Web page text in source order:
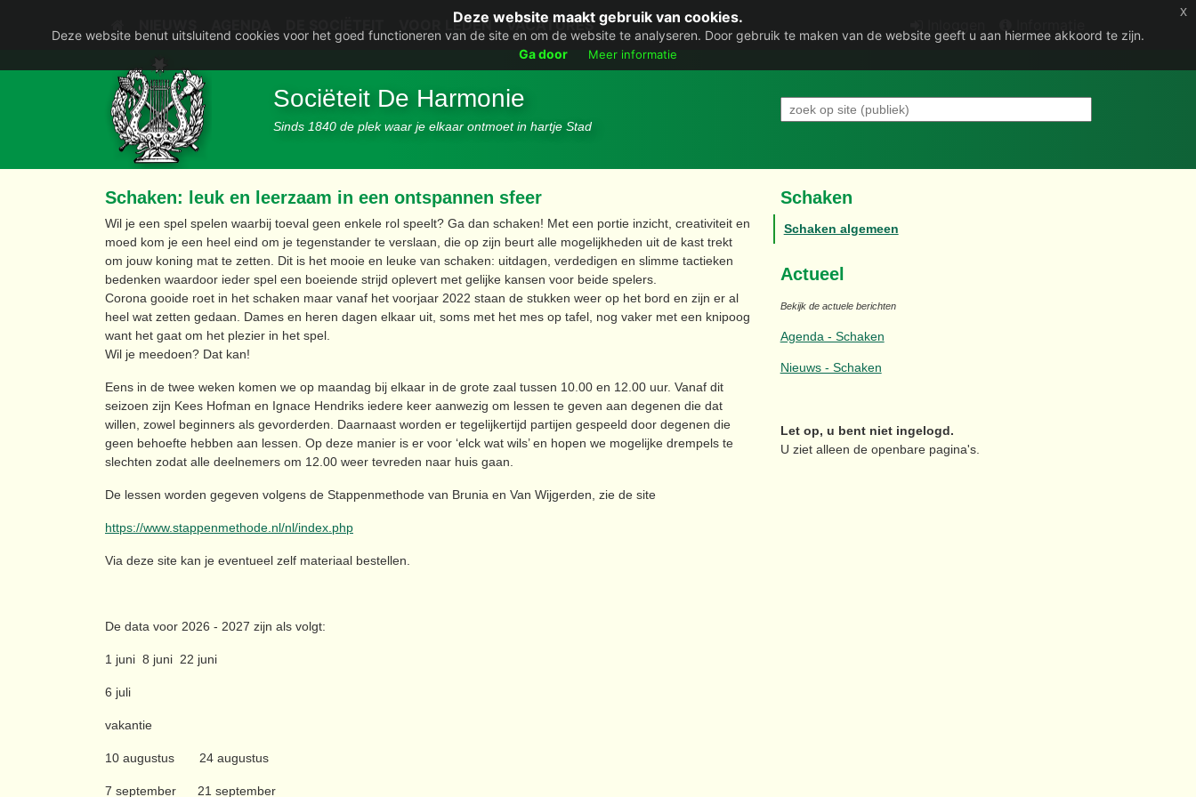
Deze website maakt gebruik van cookies.
Deze website benut uitsluitend cookies voor het goed functioneren van de site en om de website te analyseren. Door gebruik te maken van de website geeft u aan hiermee akkoord te zijn.
Ga door
Meer informatie
x
VOOR LEDEN VACATURES
Sociëteit De Harmonie
Sinds 1840 de plek waar je elkaar ontmoet in hartje Stad
Schaken: leuk en leerzaam in een ontspannen sfeer
Wil je een spel spelen waarbij toeval geen enkele rol speelt? Ga dan schaken! Met een portie inzicht, creativiteit en
moed kom je een heel eind om je tegenstander te verslaan, die op zijn beurt alle mogelijkheden uit de kast trekt
om jouw koning mat te zetten. Dit is het mooie en leuke van schaken: uitdagen, verdedigen en slimme tactieken
bedenken waardoor ieder spel een boeiende strijd oplevert met gelijke kansen voor beide spelers.
Corona gooide roet in het schaken maar vanaf het voorjaar 2022 staan de stukken weer op het bord en zijn er al
heel wat zetten gedaan. Dames en heren dagen elkaar uit, soms met het mes op tafel, nog vaker met een knipoog
want het gaat om het plezier in het spel.
Wil je meedoen? Dat kan!
Eens in de twee weken komen we op maandag bij elkaar in de grote zaal tussen 10.00 en 12.00 uur. Vanaf dit
seizoen zijn Kees Hofman en Ignace Hendriks iedere keer aanwezig om lessen te geven aan degenen die dat
willen, zowel beginners als gevorderden. Daarnaast worden er tegelijkertijd partijen gespeeld door degenen die
geen behoefte hebben aan lessen. Op deze manier is er voor ‘elck wat wils’ en hopen we mogelijke drempels te
slechten zodat alle deelnemers om 12.00 weer tevreden naar huis gaan.
De lessen worden gegeven volgens de Stappenmethode van Brunia en Van Wijgerden, zie de site
https://www.stappenmethode.nl/nl/index.php
Via deze site kan je eventueel zelf materiaal bestellen.
De data voor 2026 - 2027 zijn als volgt:
1 juni 8 juni 22 juni
6 juli
vakantie
10 augustus 24 augustus
7 september 21 september
Schaken
Schaken algemeen
Actueel
Bekijk de actuele berichten
Agenda - Schaken
Nieuws - Schaken
Let op, u bent niet ingelogd.
U ziet alleen de openbare pagina's.